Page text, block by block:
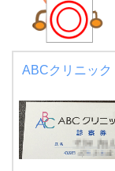
ABCクリニック